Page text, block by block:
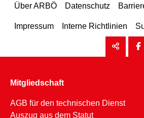
Über ARBÖ Datenschutz
Impressum Interne Richtlinien
Mitgliedschaft
AGB für den technischen Dienst
Auszug aus dem Statut